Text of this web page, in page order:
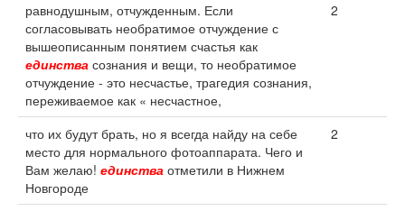
равнодушным, отчужденным. Если
согласовывать необратимое отчуждение с
вышеописанным понятием счастья как
единства сознания и вещи, то необратимое
отчуждение - это несчастье, трагедия сознания,
переживаемое как « несчастное,
2
что их будут брать, но я всегда найду на себе
место для нормального фотоаппарата. Чего и
Вам желаю! единства отметили в Нижнем
Новгороде
2